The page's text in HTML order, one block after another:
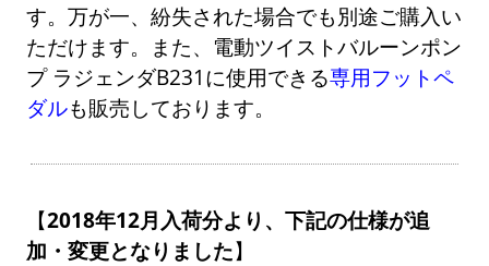
す。万が一、紛失された場合でも別途ご購入い
ただけます。また、電動ツイストバルーンポン
プ ラジェンダB231に使用できる専用フットペ
ダルも販売しております。
2018年12月入荷分より、下記の仕様が追
加・変更となりました